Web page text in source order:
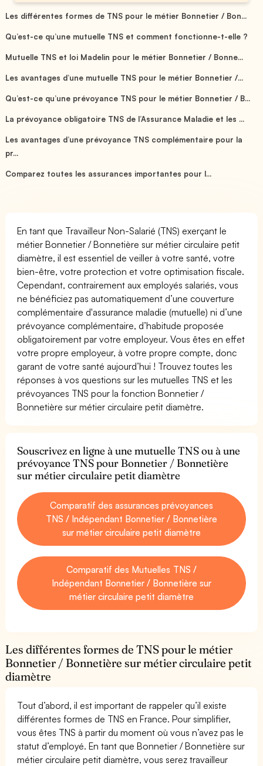
Les différentes formes de TNS pour le métier Bonnetier / Bon...
Qu’est-ce qu’une mutuelle TNS et comment fonctionne-t-elle ?
Mutuelle TNS et loi Madelin pour le métier Bonnetier / Bonne...
Les avantages d’une mutuelle TNS pour le métier Bonnetier /...
Qu’est-ce qu’une prévoyance TNS pour le métier Bonnetier / B...
La prévoyance obligatoire TNS de l’Assurance Maladie et les ...
Les avantages d’une prévoyance TNS complémentaire pour la
pr...
Comparez toutes les assurances importantes pour l...
En tant que Travailleur Non-Salarié (TNS) exerçant le
métier Bonnetier / Bonnetière sur métier circulaire petit
diamètre, il est essentiel de veiller à votre santé, votre
bien-être, votre protection et votre optimisation fiscale.
Cependant, contrairement aux employés salariés, vous
ne bénéficiez pas automatiquement d’une couverture
complémentaire d'assurance maladie (mutuelle) ni d’une
prévoyance complémentaire, d’habitude proposée
obligatoirement par votre employeur. Vous êtes en effet
votre propre employeur, à votre propre compte, donc
garant de votre santé aujourd’hui ! Trouvez toutes les
réponses à vos questions sur les mutuelles TNS et les
prévoyances TNS pour la fonction Bonnetier /
Bonnetière sur métier circulaire petit diamètre.
Souscrivez en ligne à une mutuelle TNS ou à une
prévoyance TNS pour Bonnetier / Bonnetière
sur métier circulaire petit diamètre
Comparatif des assurances prévoyances
TNS / Indépendant Bonnetier / Bonnetière
sur métier circulaire petit diamètre
Comparatif des Mutuelles TNS /
Indépendant Bonnetier / Bonnetière sur
métier circulaire petit diamètre
Les différentes formes de TNS pour le métier
Bonnetier / Bonnetière sur métier circulaire petit
diamètre
Tout d’abord, il est important de rappeler qu’il existe
différentes formes de TNS en France. Pour simplifier,
vous êtes TNS à partir du moment où vous n’avez pas le
statut d’employé. En tant que Bonnetier / Bonnetière sur
métier circulaire petit diamètre, vous serez travailleur